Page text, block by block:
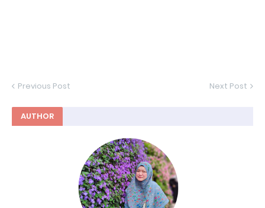
Previous Post Next Post
AUTHOR